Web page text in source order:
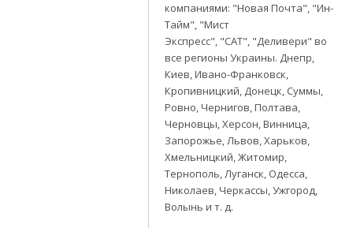
компаниями: "Новая Почта", "Ин-
Тайм", "Мист
Экспресс", "САТ", "Деливери" во
все регионы Украины. Днепр,
Киев, Ивано-Франковск,
Кропивницкий, Донецк, Суммы,
Ровно, Чернигов, Полтава,
Черновцы, Херсон, Винница,
Запорожье, Львов, Харьков,
Хмельницкий, Житомир,
Тернополь, Луганск, Одесса,
Николаев, Черкассы, Ужгород,
Волынь и т. д.